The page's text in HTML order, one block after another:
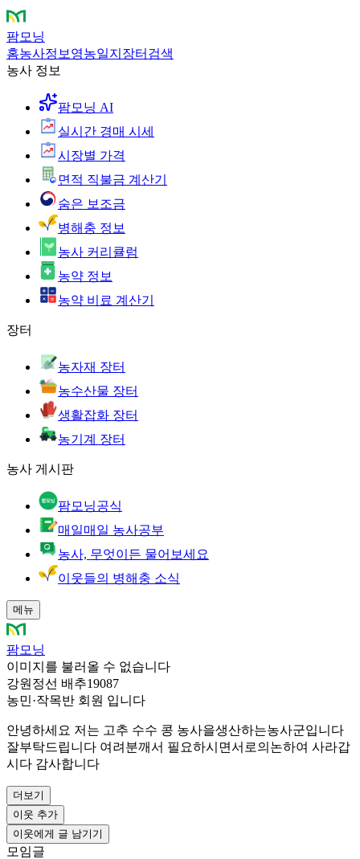
팜모닝
홈농사정보 영농일지 장터 검색
농사 정보
팜모닝 AI
실시간 경매 시세
시장별 가격
면적 직불금 계산기
숨은 보조금
병해충 정보
농사 커리큘럼
농약 정보
농약 비료 계산기
장터
농자재 장터
농수산물 장터
생활잡화 장터
농기계 장터
농사 게시판
팜모닝공식
매일매일 농사공부
농사, 무엇이든 물어보세요
이웃들의 병해충 소식
메뉴
팜모닝
이미지를 불러올 수 없습니다
강원정선 배추19087
농민·작목반 회원 입니다
안녕하세요 저는 고추 수수 콩 농사을생산하는농사군입니다
잘부탁드립니다 여려분깨서 필요하시면서로의논하여 사라갑
시다 감사합니다
더보기
이웃 추가
이웃에게 글 남기기
모임글